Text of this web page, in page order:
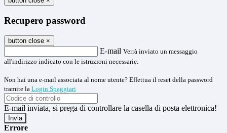
Recupero password
button close ×
E-mail Verrà inviato un messaggio
all'indirizzo indicato con le istruzioni necessarie.
Non hai una e-mail associata al nome utente? Effettua il reset della password
tramite la Login Spaggiari
E-mail inviata, si prega di controllare la casella di posta elettronica!
Errore